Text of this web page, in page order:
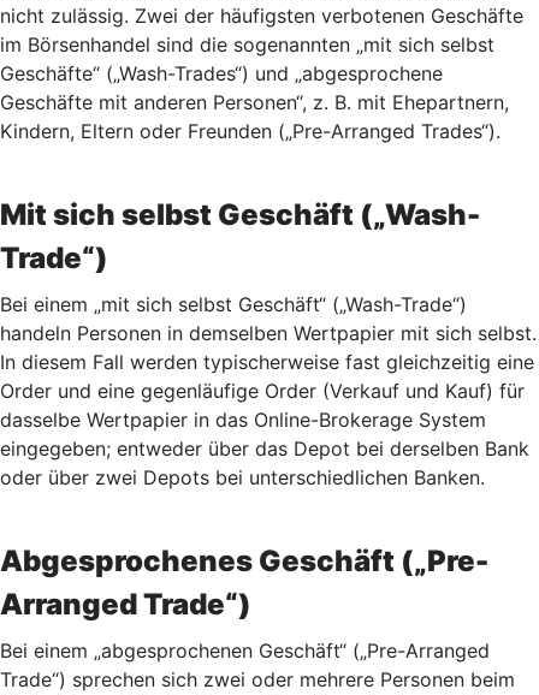
nicht zulässig. Zwei der häufigsten verbotenen Geschäfte
im Börsenhandel sind die sogenannten „mit sich selbst
Geschäfte“ („Wash-Trades“) und „abgesprochene
Geschäfte mit anderen Personen“, z. B. mit Ehepartnern,
Kindern, Eltern oder Freunden („Pre-Arranged Trades“).
Mit sich selbst Geschäft („Wash-
Trade“)
Bei einem „mit sich selbst Geschäft“ („Wash-Trade“)
handeln Personen in demselben Wertpapier mit sich selbst.
In diesem Fall werden typischerweise fast gleichzeitig eine
Order und eine gegenläufige Order (Verkauf und Kauf) für
dasselbe Wertpapier in das Online-Brokerage System
eingegeben; entweder über das Depot bei derselben Bank
oder über zwei Depots bei unterschiedlichen Banken.
Abgesprochenes Geschäft („Pre-
Arranged Trade“)
Bei einem „abgesprochenen Geschäft“ („Pre-Arranged
Trade“) sprechen sich zwei oder mehrere Personen beim